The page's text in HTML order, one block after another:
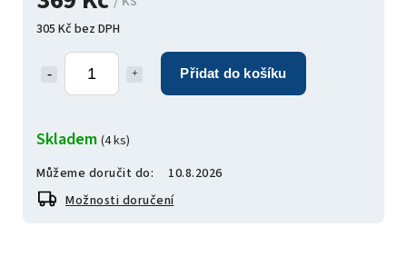
305 Kč bez DPH
Přidat do košíku
Skladem (4 ks)
Můžeme doručit do:
10.8.2026
Možnosti doručení